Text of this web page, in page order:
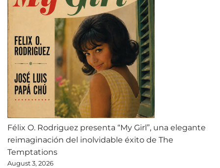
Félix O. Rodriguez presenta “My Girl”, una elegante
reimaginación del inolvidable éxito de The
Temptations
August 3, 2026